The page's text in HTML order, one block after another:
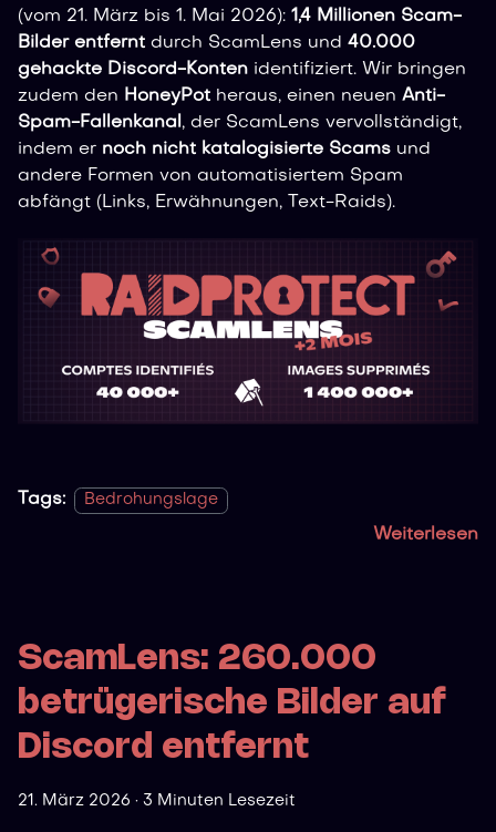
(vom 21. März bis 1. Mai 2026): 1,4 Millionen Scam-
Bilder entfernt durch ScamLens und 40.000
gehackte Discord-Konten identifiziert. Wir bringen
zudem den HoneyPot heraus, einen neuen Anti-
Spam-Fallenkanal, der ScamLens vervollständigt,
indem er noch nicht katalogisierte Scams und
andere Formen von automatisiertem Spam
abfängt (Links, Erwähnungen, Text-Raids).
Tags: Bedrohungslage
Weiterlesen
ScamLens: 260.000
betrügerische Bilder auf
Discord entfernt
21. März 2026 · 3 Minuten Lesezeit